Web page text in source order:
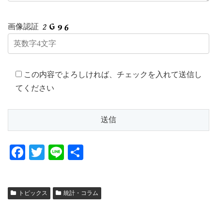
画像認証
この内容でよろしければ、チェックを入れて送信し
てください
F
c
e
T
tt
er
Li
e
トピックス 統計・コラム